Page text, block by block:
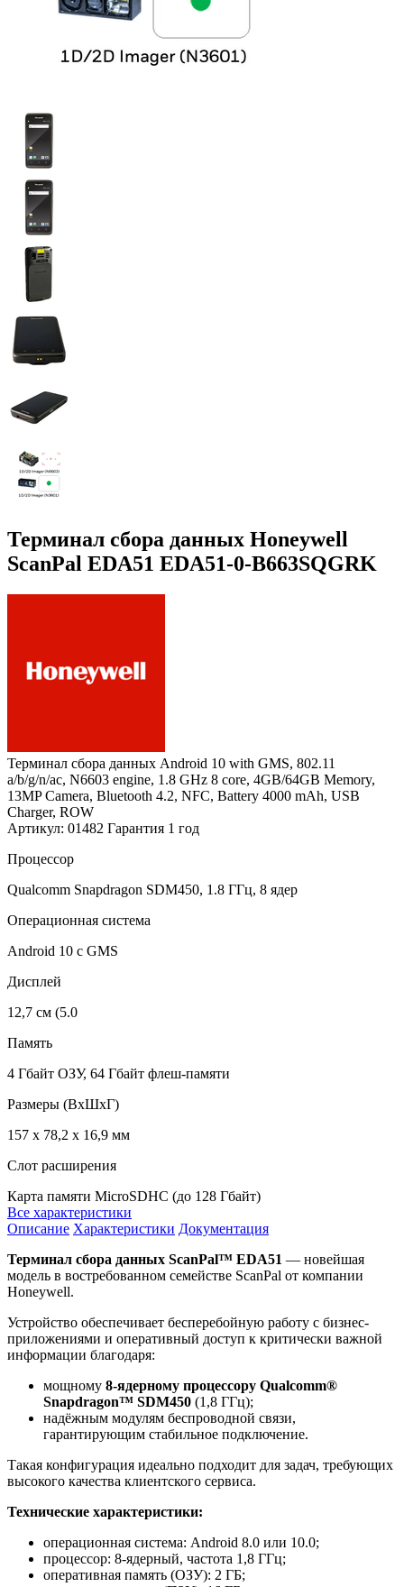
Терминал сбора данных Honeywell
ScanPal EDA51 EDA51-0-B663SQGRK
Терминал сбора данных Android 10 with GMS, 802.11
a/b/g/n/ac, N6603 engine, 1.8 GHz 8 core, 4GB/64GB Memory,
13MP Camera, Bluetooth 4.2, NFC, Battery 4000 mAh, USB
Charger, ROW
Артикул: 01482 Гарантия 1 год
Процессор
Qualcomm Snapdragon SDM450, 1.8 ГГц, 8 ядер
Операционная система
Android 10 с GMS
Дисплей
12,7 см (5.0
Память
4 Гбайт ОЗУ, 64 Гбайт флеш-памяти
Размеры (ВхШхГ)
157 x 78,2 x 16,9 мм
Слот расширения
Карта памяти MicroSDHC (до 128 Гбайт)
Все характеристики
Описание Характеристики Документация
Терминал сбора данных ScanPal™ EDA51 — новейшая
модель в востребованном семействе ScanPal от компании
Honeywell.
Устройство обеспечивает бесперебойную работу с бизнес-
приложениями и оперативный доступ к критически важной
информации благодаря:
мощному 8-ядерному процессору Qualcomm®
Snapdragon™ SDM450 (1,8 ГГц);
надёжным модулям беспроводной связи,
гарантирующим стабильное подключение.
Такая конфигурация идеально подходит для задач, требующих
высокого качества клиентского сервиса.
Технические характеристики:
операционная система: Android 8.0 или 10.0;
процессор: 8-ядерный, частота 1,8 ГГц;
оперативная память (ОЗУ): 2 ГБ;